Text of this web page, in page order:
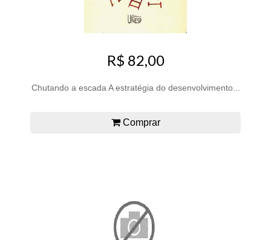
R$ 82,00
Chutando a escada A estratégia do desenvolvimento...
Comprar